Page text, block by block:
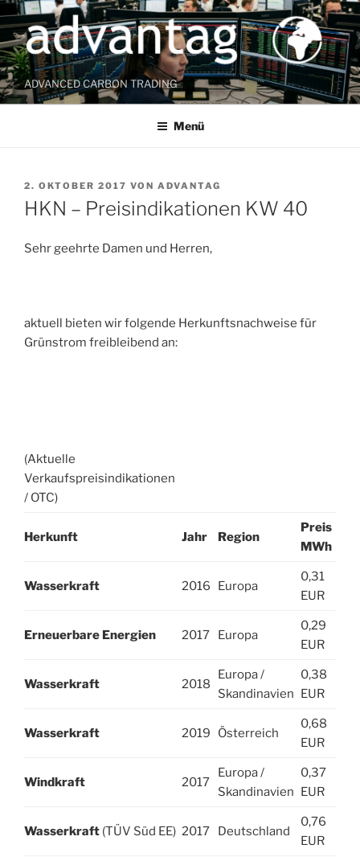
Zum
Inhalt
springen
ADVANCED CARBON TRADING
Menü
VERÖFFENTLICHT
AM
2. OKTOBER 2017 VON ADVANTAG
HKN – Preisindikationen KW 40
Sehr geehrte Damen und Herren,
aktuell bieten wir folgende Herkunftsnachweise für
Grünstrom freibleibend an:
(Aktuelle
Verkaufspreisindikationen
/ OTC)
Herkunft Jahr Region
Preis
MWh
Wasserkraft 2016 Europa
0,31
EUR
Erneuerbare Energien 2017 Europa
0,29
EUR
Wasserkraft 2018
Europa /
Skandinavien
0,38
EUR
Wasserkraft 2019 Österreich
0,68
EUR
Windkraft 2017
Europa /
Skandinavien
0,37
EUR
Wasserkraft (TÜV Süd EE) 2017 Deutschland
0,76
EUR